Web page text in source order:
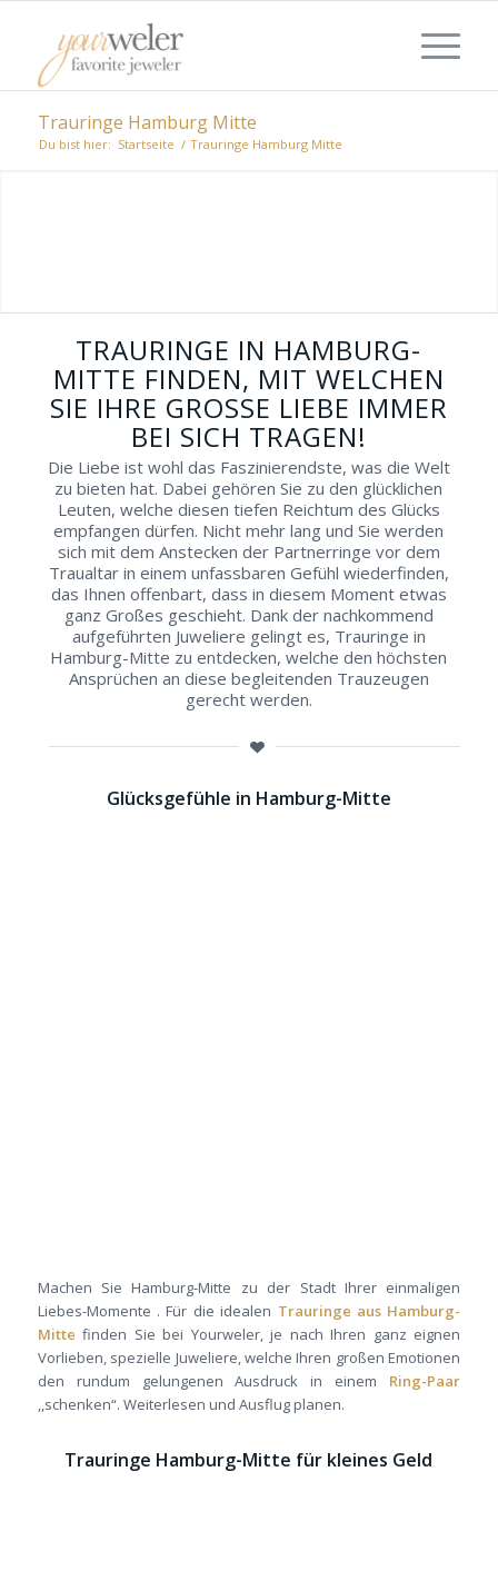
Trauringe Hamburg Mitte
Du bist hier: Startseite / Trauringe Hamburg Mitte
überzeugende Trauringe aus Hamburg-
im Folgenden erwarten Sie spezialisierte
Juweliere.
TRAURINGE IN HAMBURG-
MITTE FINDEN, MIT WELCHEN
SIE IHRE GROSSE LIEBE IMMER B
EI SICH TRAGEN!
Die Liebe ist wohl das Faszinierendste, was die Welt
zu bieten hat. Dabei gehören Sie zu den glücklichen
Leuten, welche diesen tiefen Reichtum des Glücks
empfangen dürfen. Nicht mehr lang und Sie werden
sich mit dem Anstecken der Partnerringe vor dem
Traualtar in einem unfassbaren Gefühl wiederfinden,
das Ihnen offenbart, dass in diesem Moment etwas
ganz Großes geschieht. Dank der nachkommend
aufgeführten Juweliere gelingt es, Trauringe in
Hamburg-Mitte zu entdecken, welche den höchsten
Ansprüchen an diese begleitenden Trauzeugen
gerecht werden.
Glücksgefühle in Hamburg-Mitte
Machen Sie Hamburg-Mitte zu der Stadt Ihrer einmaligen
Liebes-Momente . Für die idealen Trauringe aus Hamburg-
Mitte finden Sie bei Yourweler, je nach Ihren ganz eignen
Vorlieben, spezielle Juweliere, welche Ihren großen Emotionen
den rundum gelungenen Ausdruck in einem Ring-Paar
,,schenken“. Weiterlesen und Ausflug planen.
Trauringe Hamburg-Mitte für kleines Geld